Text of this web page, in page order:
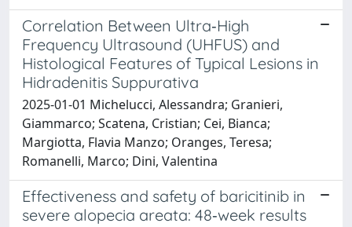
Correlation Between Ultra‐High
Frequency Ultrasound (UHFUS) and
Histological Features of Typical Lesions in
Hidradenitis Suppurativa
2025-01-01 Michelucci, Alessandra; Granieri,
Giammarco; Scatena, Cristian; Cei, Bianca;
Margiotta, Flavia Manzo; Oranges, Teresa;
Romanelli, Marco; Dini, Valentina
Effectiveness and safety of baricitinib in
severe alopecia areata: 48‐week results